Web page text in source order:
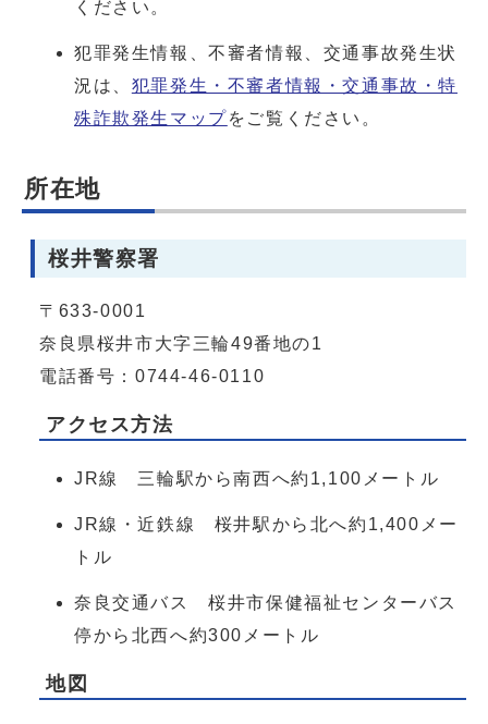
ください。
犯罪発生情報、不審者情報、交通事故発生状
況は、 犯罪発生・不審者情報・交通事故・特
殊詐欺発生マップをご覧ください。
所在地
桜井警察署
〒633-0001
奈良県桜井市大字三輪49番地の1
電話番号：0744-46-0110
アクセス方法
JR線 三輪駅から南西へ約1,100メートル
JR線・近鉄線 桜井駅から北へ約1,400メー
トル
奈良交通バス 桜井市保健福祉センターバス
停から北西へ約300メートル
地図